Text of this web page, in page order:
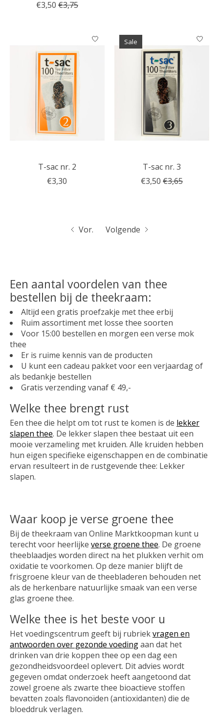
€3,50 €3,75
T-sac nr. 2
€3,30
Sale
T-sac nr. 3
€3,50 €3,65
Vor. Volgende
Een aantal voordelen van thee
bestellen bij de theekraam:
Altijd een gratis proefzakje met thee erbij
Ruim assortiment met losse thee soorten
Voor 15:00 bestellen en morgen een verse mok
thee
Er is ruime kennis van de producten
U kunt een cadeau pakket voor een verjaardag of
als bedankje bestellen
Gratis verzending vanaf € 49,-
Welke thee brengt rust
Een thee die helpt om tot rust te komen is de lekker
slapen thee. De lekker slapen thee bestaat uit een
mooie verzameling met kruiden. Alle kruiden hebben
hun eigen specifieke eigenschappen en de combinatie
ervan resulteert in de rustgevende thee: Lekker
slapen.
Waar koop je verse groene thee
Bij de theekraam van Online Marktkoopman kunt u
terecht voor heerlijke verse groene thee. De groene
theeblaadjes worden direct na het plukken verhit om
oxidatie te voorkomen. Op deze manier blijft de
frisgroene kleur van de theebladeren behouden net
als de herkenbare natuurlijke smaak van een verse
glas groene thee.
Welke thee is het beste voor u
Het voedingscentrum geeft bij rubriekvragen en
antwoorden over gezonde voedingaan dat het
drinken van drie koppen thee op een dag een
gezondheidsvoordeel oplevert. Dit advies wordt
gegeven omdat onderzoek heeft aangetoond dat
zowel groene als zwarte thee bioactieve stoffen
bevatten zoals flavonoïden (antioxidanten) die de
bloeddruk verlagen.